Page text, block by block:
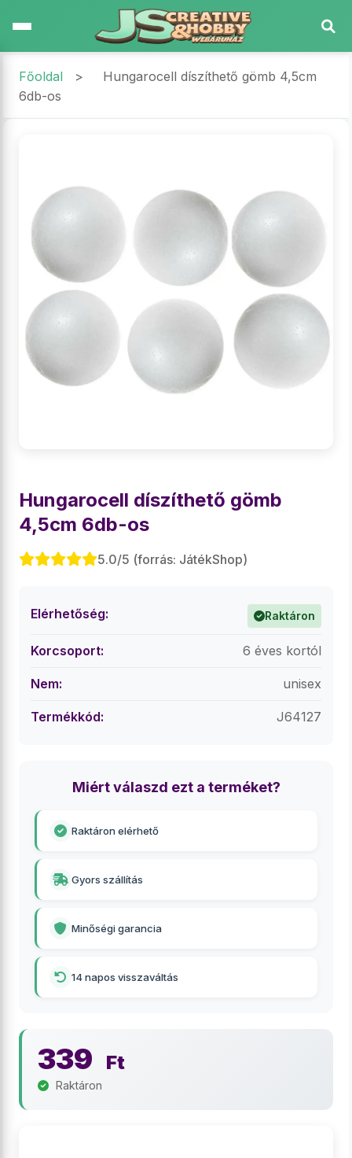
Főoldal >
Hungarocell díszíthető gömb 4,5cm
6db-os
Hungarocell díszíthető gömb
4,5cm 6db-os
5.0/5 (forrás: JátékShop)
Elérhetőség: Raktáron
Korcsoport: 6 éves kortól
Nem: unisex
Termékkód: J64127
Miért válaszd ezt a terméket?
Raktáron elérhető
Gyors szállítás
Minőségi garancia
14 napos visszaváltás
339 Ft
Raktáron